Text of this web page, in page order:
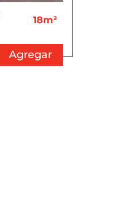
18m²
Agregar